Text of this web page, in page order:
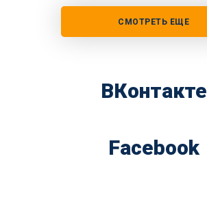
СМОТРЕТЬ ЕЩЕ
ВКонтакте
Facebook